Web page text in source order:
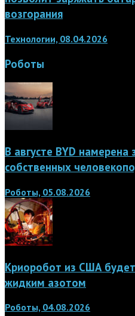
возгорания
Технологии, 08.04.2026
Роботы
В августе BYD намерена
собственных
Роботы, 05.08.2026
Криоробот из США
жидким азотом
Роботы, 04.08.2026